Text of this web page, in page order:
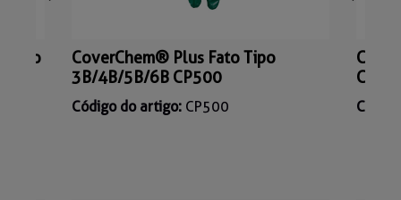
Tipo
CoverChem® Plus Fato Tipo
3B/4B/5B/6B CP500
Código do artigo: CP500